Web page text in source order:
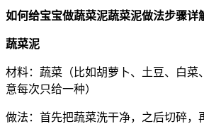
如何给宝宝做蔬菜泥蔬菜泥做法步骤详
蔬菜泥
材料：蔬菜（比如胡萝卜、土豆、白菜
意每次只给一种）
做法：首先把蔬菜洗干净，之后切碎，